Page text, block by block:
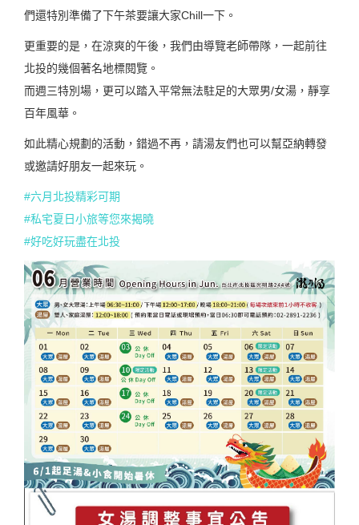
們還特別準備了下午茶要讓大家Chill一下。
更重要的是，在涼爽的午後，我們由導覽老師帶隊，一起前往
北投的幾個著名地標閱覽。
而週三特別場，更可以踏入平常無法駐足的大眾男/女湯，靜享
百年風華。
如此精心規劃的活動，錯過不再，請湯友們也可以幫亞納轉發
或邀請好朋友一起來玩。
#六月北投精彩可期
#私宅夏日小旅等您來揭曉
#好吃好玩盡在北投